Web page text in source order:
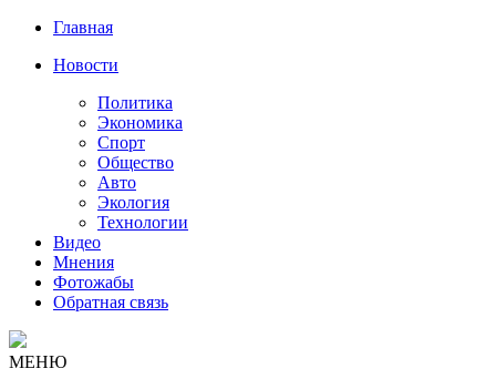
Главная
Новости
Политика
Экономика
Спорт
Общество
Авто
Экология
Технологии
Видео
Мнения
Фотожабы
Обратная связь
МЕНЮ